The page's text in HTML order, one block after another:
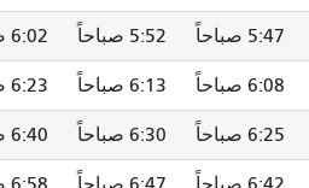
6:02 صباحاً 6:08 صباحاً
6:23 صباحاً 6:30 صباحاً
6:40 صباحاً 6:47 صباحاً